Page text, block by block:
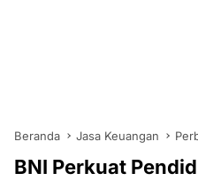
Beranda Jasa Keuangan
BNI Perkuat